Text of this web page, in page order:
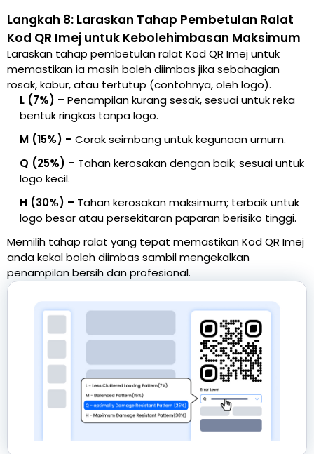
Langkah 8: Laraskan Tahap Pembetulan Ralat
Kod QR Imej untuk Kebolehimbasan Maksimum
Laraskan tahap pembetulan ralat Kod QR Imej untuk
memastikan ia masih boleh diimbas jika sebahagian
rosak, kabur, atau tertutup (contohnya, oleh logo).
L (7%) – Penampilan kurang sesak, sesuai untuk reka
bentuk ringkas tanpa logo.
M (15%) – Corak seimbang untuk kegunaan umum.
Q (25%) – Tahan kerosakan dengan baik; sesuai untuk
logo kecil.
H (30%) – Tahan kerosakan maksimum; terbaik untuk
logo besar atau persekitaran paparan berisiko tinggi.
Memilih tahap ralat yang tepat memastikan Kod QR Imej
anda kekal boleh diimbas sambil mengekalkan
penampilan bersih dan profesional.